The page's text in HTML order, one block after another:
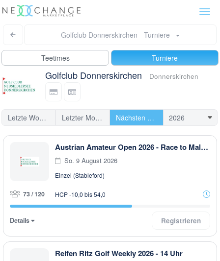
Golfclub Donnerskirchen - Turniere
Teetimes Turniere
Golfclub Donnerskirchen Donnerskirchen
Letzte Woche Letzter Monat Nächsten Turniere
Austrian Amateur Open 2026 - Race to Malaysia
So. 9 August 2026
Einzel (Stableford)
73 / 120 HCP -10,0 bis 54,0
Details Registrieren
Reifen Ritz Golf Weekly 2026 - 14 Uhr